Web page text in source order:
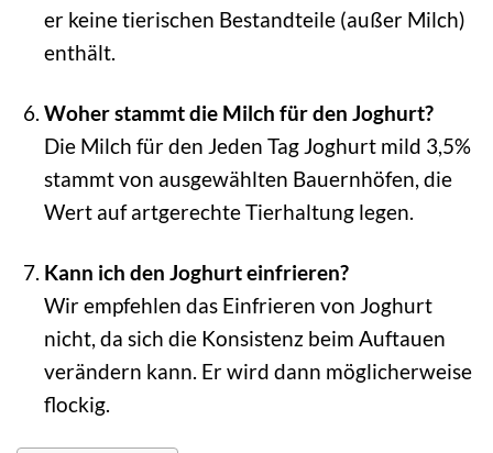
er keine tierischen Bestandteile (außer Milch)
enthält.
Woher stammt die Milch für den Joghurt?
Die Milch für den Jeden Tag Joghurt mild 3,5%
stammt von ausgewählten Bauernhöfen, die
Wert auf artgerechte Tierhaltung legen.
Kann ich den Joghurt einfrieren?
Wir empfehlen das Einfrieren von Joghurt
nicht, da sich die Konsistenz beim Auftauen
verändern kann. Er wird dann möglicherweise
flockig.